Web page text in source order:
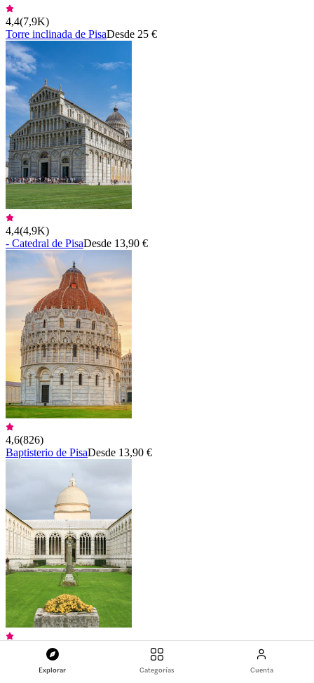
Explorar Categorías Cuenta
4,4(7,9K)
Torre inclinada de PisaDesde 25 €
4,4(4,9K)
- Catedral de PisaDesde 13,90 €
4,6(826)
Baptisterio de PisaDesde 13,90 €
Camposanto Pisa